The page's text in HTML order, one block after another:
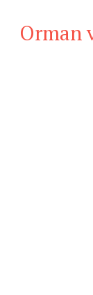
Orman